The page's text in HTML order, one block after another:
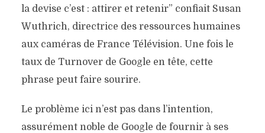
la devise c’est : attirer et retenir” confiait Susan
Wuthrich, directrice des ressources humaines
aux caméras de France Télévision. Une fois le
taux de Turnover de Google en tête, cette
phrase peut faire sourire.
Le problème ici n’est pas dans l’intention,
assurément noble de Google de fournir à ses